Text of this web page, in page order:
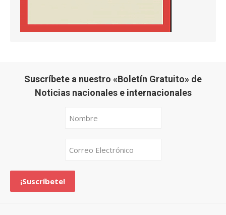
Suscríbete a nuestro «Boletín Gratuito» de
Noticias nacionales e internacionales